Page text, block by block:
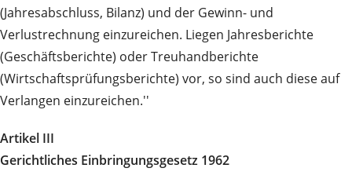
(Jahresabschluss, Bilanz) und der Gewinn- und
Verlustrechnung einzureichen. Liegen Jahresberichte
(Geschäftsberichte) oder Treuhandberichte
(Wirtschaftsprüfungsberichte) vor, so sind auch diese auf
Verlangen einzureichen.''
Artikel III
Gerichtliches Einbringungsgesetz 1962